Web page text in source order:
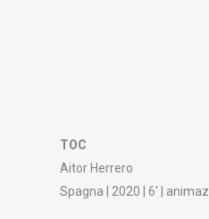
TOC
Aitor Herrero
Spagna | 2020 | 6′ |